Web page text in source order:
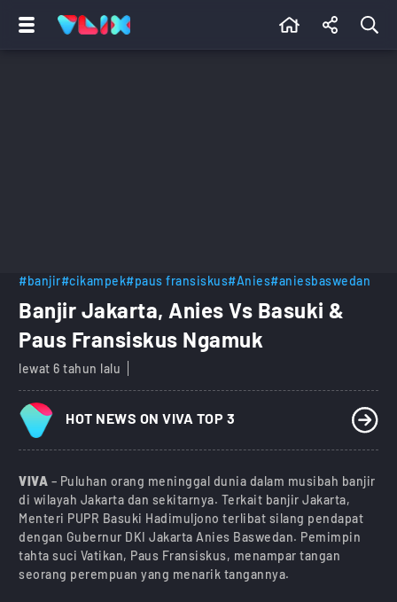
#banjir#cikampek#paus fransiskus#Anies#aniesbaswedan
Banjir Jakarta, Anies Vs Basuki &
Paus Fransiskus Ngamuk
lewat 6 tahun lalu
HOT NEWS ON VIVA TOP 3
VIVA – Puluhan orang meninggal dunia dalam musibah banjir
di wilayah Jakarta dan sekitarnya. Terkait banjir Jakarta,
Menteri PUPR Basuki Hadimuljono terlibat silang pendapat
dengan Gubernur DKI Jakarta Anies Baswedan. Pemimpin
tahta suci Vatikan, Paus Fransiskus, menampar tangan
seorang perempuan yang menarik tangannya.